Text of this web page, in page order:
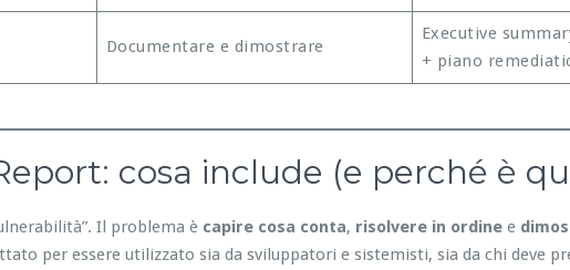
Documentare e dimostrare
Executive
+ piano
cosa include (e perché è
Il problema è capire cosa conta, risolvere in ordine e
per essere utilizzato sia da sviluppatori e sistemisti, sia da chi deve